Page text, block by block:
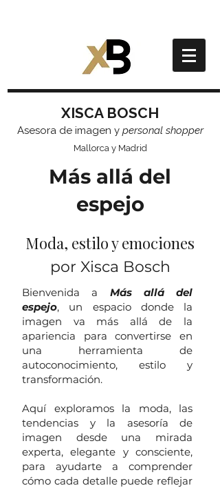
XISCA BOSCH
Asesora de imagen y personal shopper
Mallorca y Madrid
Más allá del
espejo
Moda, estilo y emociones
por Xisca Bosch
Bienvenida a Más allá del
espejo, un espacio donde la
imagen va más allá de la
apariencia para convertirse en
una herramienta de
autoconocimiento, estilo y
transformación.
Aquí exploramos la moda, las
tendencias y la asesoría de
imagen desde una mirada
experta, elegante y consciente,
para ayudarte a comprender
cómo cada detalle puede reflejar